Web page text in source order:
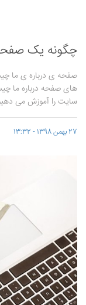
چگونه یک صفحه
صفحه ی درباره ی ما
های صفحه درباره ما
سایت را آموزش می
27 بهمن 1398 - 13:32